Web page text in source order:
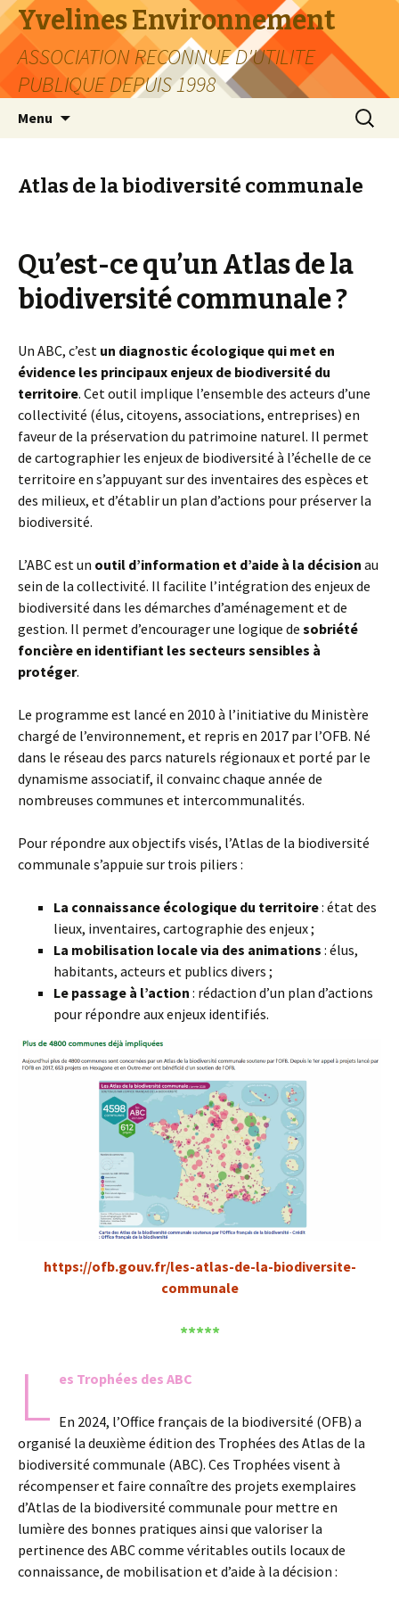
Yvelines Environnement
ASSOCIATION RECONNUE D'UTILITE
PUBLIQUE DEPUIS 1998
Menu
Atlas de la biodiversité communale
Qu’est-ce qu’un Atlas de la
biodiversité communale ?
Un ABC, c’est un diagnostic écologique qui met en
évidence les principaux enjeux de biodiversité du
territoire. Cet outil implique l’ensemble des acteurs d’une
collectivité (élus, citoyens, associations, entreprises) en
faveur de la préservation du patrimoine naturel. Il permet
de cartographier les enjeux de biodiversité à l’échelle de ce
territoire en s’appuyant sur des inventaires des espèces et
des milieux, et d’établir un plan d’actions pour préserver la
biodiversité.
L’ABC est un outil d’information et d’aide à la décision au
sein de la collectivité. Il facilite l’intégration des enjeux de
biodiversité dans les démarches d’aménagement et de
gestion. Il permet d’encourager une logique de sobriété
foncière en identifiant les secteurs sensibles à
protéger.
Le programme est lancé en 2010 à l’initiative du Ministère
chargé de l’environnement, et repris en 2017 par l’OFB. Né
dans le réseau des parcs naturels régionaux et porté par le
dynamisme associatif, il convainc chaque année de
nombreuses communes et intercommunalités.
Pour répondre aux objectifs visés, l’Atlas de la biodiversité
communale s’appuie sur trois piliers :
La connaissance écologique du territoire: état des
lieux, inventaires, cartographie des enjeux ;
La mobilisation locale via des animations : élus,
habitants, acteurs et publics divers ;
Le passage à l’action : rédaction d’un plan d’actions
pour répondre aux enjeux identifiés.
https://ofb.gouv.fr/les-atlas-de-la-biodiversite-
communale
*****
L es Trophées des ABC
En 2024, l’Office français de la biodiversité (OFB) a
organisé la deuxième édition des Trophées des Atlas de la
biodiversité communale (ABC). Ces Trophées visent à
récompenser et faire connaître des projets exemplaires
d’Atlas de la biodiversité communale pour mettre en
lumière des bonnes pratiques ainsi que valoriser la
pertinence des ABC comme véritables outils locaux de
connaissance, de mobilisation et d’aide à la décision :